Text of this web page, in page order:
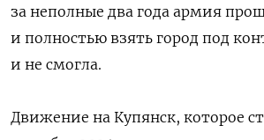
за неполные два года армия
и полностью взять город под
и не смогла.
Движение на Купянск, которое